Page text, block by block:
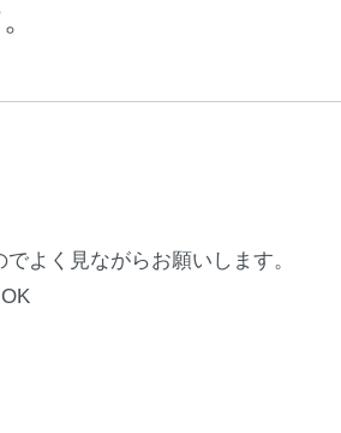
よく見ながらお願いします。